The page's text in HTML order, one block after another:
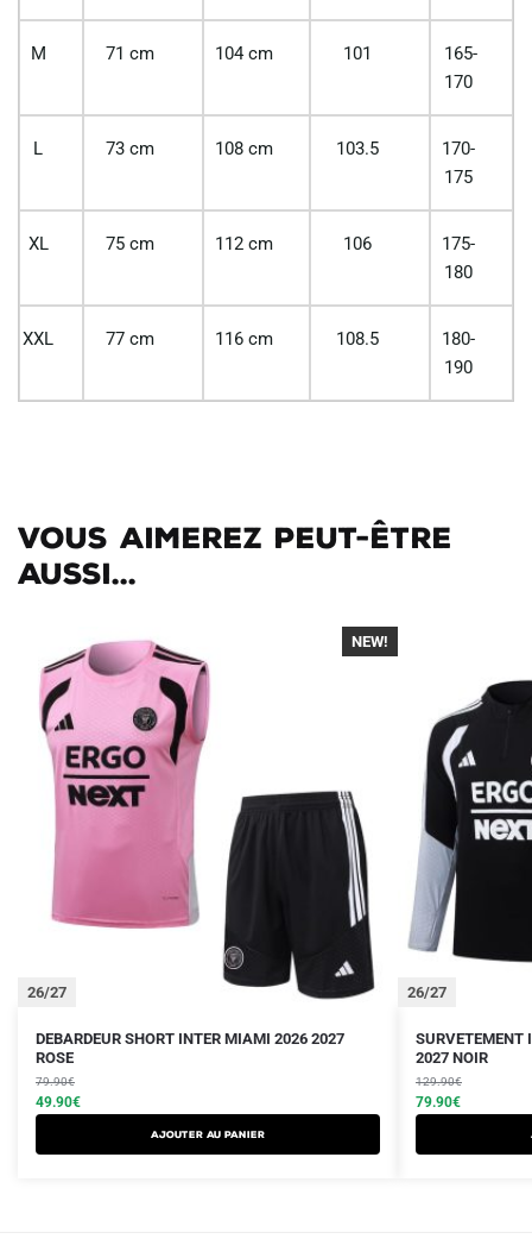
M 71 cm 104 cm 101
165-
170
L 73 cm 108 cm 103.5
170-
175
XL 75 cm 112 cm 106
175-
180
XXL 77 cm 116 cm 108.5
180-
190
Vous aimerez peut-être
aussi...
26/27
NEW!
DEBARDEUR SHORT INTER MIAMI 2026 2027
ROSE
79.90€
Le
prix
initial
était :
49.90€
Le
prix
actuel
est :
AJOUTER AU PANIER
Ce
produit
a
plusieurs
variations.
26/27
SURVETEMENT
2027 NOIR
129.90€
Le
prix
initial
était :
79.90€
Le
prix
actuel
est :
Ce
produit
a
plusieurs
variations.